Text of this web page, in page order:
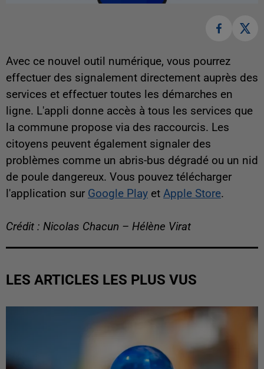
Avec ce nouvel outil numérique, vous pourrez
effectuer des signalement directement auprès des
services et effectuer toutes les démarches en
ligne. L'appli donne accès à tous les services que
la commune propose via des raccourcis. Les
citoyens peuvent également signaler des
problèmes comme un abris-bus dégradé ou un nid
de poule dangereux. Vous pouvez télécharger
l'application sur Google Play et Apple Store.
Crédit : Nicolas Chacun – Hélène Virat
LES ARTICLES LES PLUS VUS